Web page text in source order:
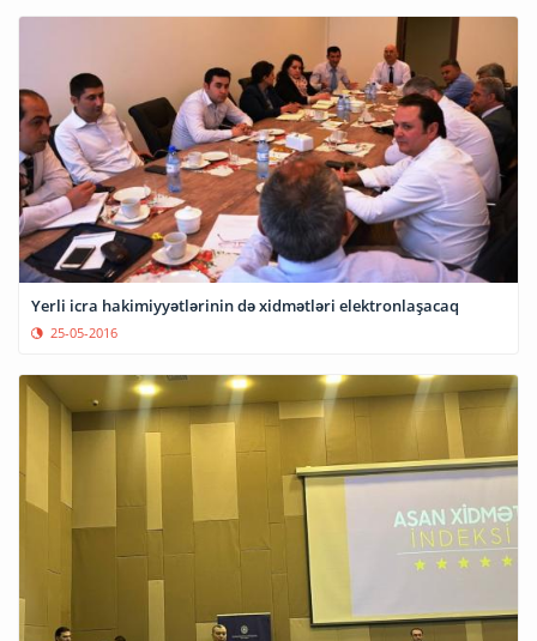
Yerli icra hakimiyyətlərinin də xidmətləri elektronlaşacaq
25-05-2016